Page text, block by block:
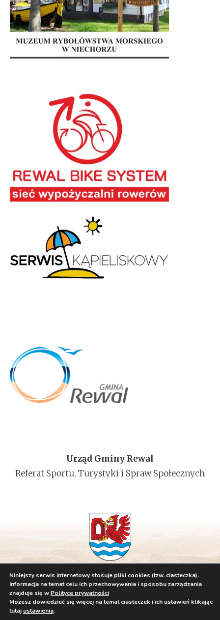
Urząd Gminy Rewal
Referat Sportu, Turystyki i Spraw Społecznych
Polityka Prywatności
Niniejszy serwis internetowy stosuje pliki cookies (tzw. ciasteczka).
Informacja na temat celu ich przechowywania i sposobu zarządzania
znajduje się w Polityce prywatności
Możesz dowiedzieć się więcej na temat ciasteczek i ich ustawień klikając
tutaj ustawienia.